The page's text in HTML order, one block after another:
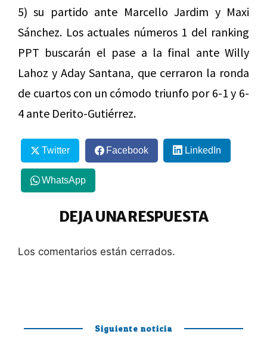
5) su partido ante Marcello Jardim y Maxi
Sánchez. Los actuales números 1 del ranking
PPT buscarán el pase a la final ante Willy
Lahoz y Aday Santana, que cerraron la ronda
de cuartos con un cómodo triunfo por 6-1 y 6-
4 ante Derito-Gutiérrez.
Twitter Facebook LinkedIn
WhatsApp
DEJA UNA RESPUESTA
Los comentarios están cerrados.
Siguiente noticia